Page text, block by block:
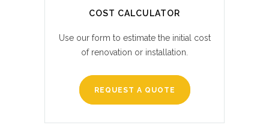
COST CALCULATOR
Use our form to estimate the initial cost
of renovation or installation.
REQUEST A QUOTE